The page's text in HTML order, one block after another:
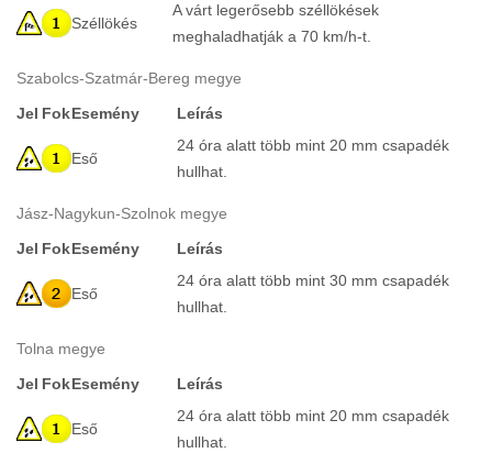
Széllökés
A várt legerősebb széllökések
meghaladhatják a 70 km/h-t.
Szabolcs-Szatmár-Bereg megye
Jel FokEsemény Leírás
Eső
24 óra alatt több mint 20 mm csapadék
hullhat.
Jász-Nagykun-Szolnok megye
Jel FokEsemény Leírás
Eső
24 óra alatt több mint 30 mm csapadék
hullhat.
Tolna megye
Jel FokEsemény Leírás
Eső
24 óra alatt több mint 20 mm csapadék
hullhat.